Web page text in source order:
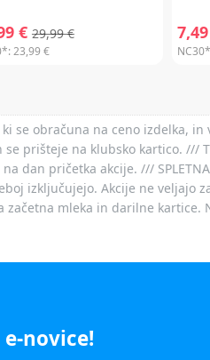
€ 29,99 €
23,99 €
se obračuna na ceno izdelka,
prišteje na klubsko kartico. ///
dan pričetka akcije. ///
izključujejo. Akcije ne veljajo
začetna mleka in darilne
novice!